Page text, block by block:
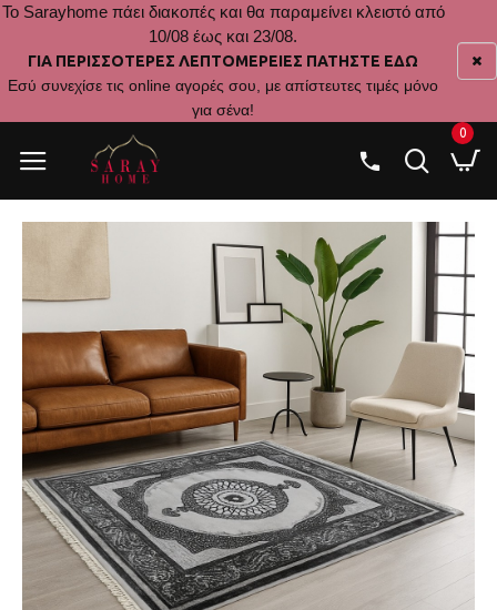
Το Sarayhome πάει διακοπές και θα παραμείνει κλειστό από
10/08 έως και 23/08.
ΓΙΑ ΠΕΡΙΣΣΟΤΕΡΕΣ ΛΕΠΤΟΜΕΡΕΙΕΣ ΠΑΤΗΣΤΕ ΕΔΩ
Εσύ συνεχίσε τις online αγορές σου, με απίστευτες τιμές μόνο
για σένα!
0